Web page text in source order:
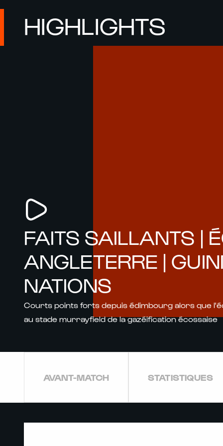
HIGHLIGHTS
FAITS SAILLANTS |
ANGLETERRE |
NATIONS
Courts points forts depuis édimbourg alors que
au stade murrayfield de la gazéification écossaise
AVANT-MATCH STATISTIQUES